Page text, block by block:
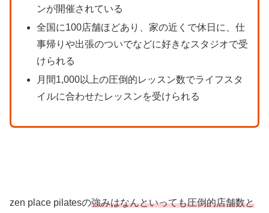
ンが開催されている
全国に100店舗ほどあり、家の近くで休日に、仕
事帰りや出張のついでなどに好きなスタジオで受
けられる
月間1,000以上の圧倒的レッスン数でライフスタ
イルに合わせたレッスンを受けられる
zen place pilatesの強みはなんといっても圧倒的店舗数と